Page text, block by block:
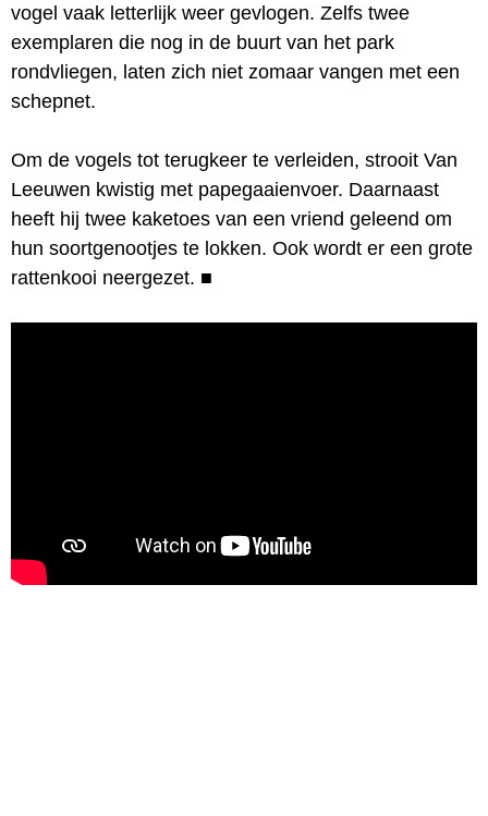
vogel vaak letterlijk weer gevlogen. Zelfs twee
exemplaren die nog in de buurt van het park
rondvliegen, laten zich niet zomaar vangen met een
schepnet.
Om de vogels tot terugkeer te verleiden, strooit Van
Leeuwen kwistig met papegaaienvoer. Daarnaast
heeft hij twee kaketoes van een vriend geleend om
hun soortgenootjes te lokken. Ook wordt er een grote
rattenkooi neergezet. ■